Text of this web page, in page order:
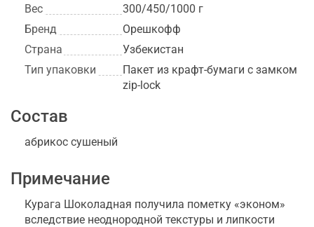
Вес
300/450/1000 г
Бренд
Орешкофф
Страна
Узбекистан
Тип упаковки
Пакет из крафт-бумаги с замком
zip-lock
Состав
абрикос сушеный
Примечание
Курага Шоколадная получила пометку «эконом»
вследствие неоднородной текстуры и липкости